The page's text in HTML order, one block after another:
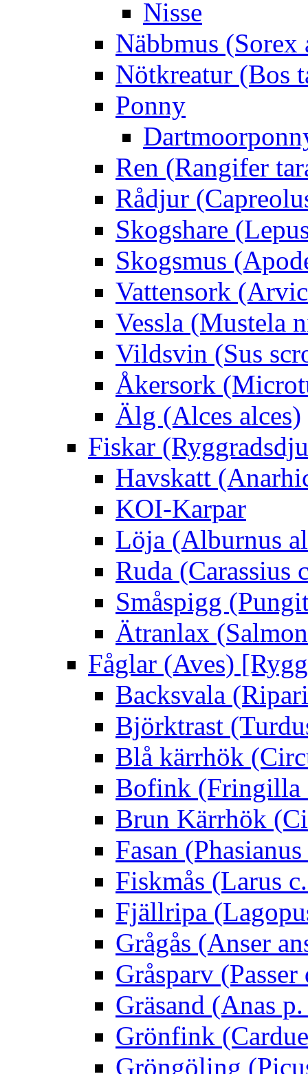
Nisse
Näbbmus (Sorex
Nötkreatur (Bos
Ponny
Ren (Rangifer
Rådjur
Skogshare
Skogsmus
Vattensork
Vessla (Mustela
Vildsvin (Sus
Åkersork
Älg (Alces alces)
Fiskar
Havskatt
KOI-Karpar
Löja (Alburnus
Ruda (Carassius
Småspigg
Ätranlax
Fåglar (Aves)
Backsvala
Björktrast
Blå kärrhök
Bofink (Fringilla
Brun Kärrhök
Fasan
Fiskmås (Larus
Fjällripa
Grågås (Anser
Gråsparv
Gräsand (Anas
Grönfink
Gröngöling